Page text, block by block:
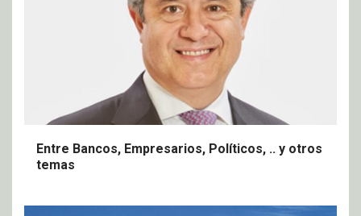
Entre Bancos, Empresarios, Políticos, .. y otros
temas